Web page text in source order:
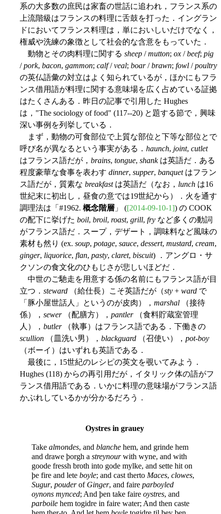
系の大多数の庶民は家畜の世話に追われ，フランス系の
上流階級はフランスの料理に舌鼓を打った．イングラン
ドにおいてフランス料理は，単においしいだけでなく，
権威や洗練の象徴として社会的な含意をもっていた．
動物とその肉料理に関する sheep /mutton; ox /beef; pig
/pork, bacon, gammon; calf/veal; boar/brawn; fowl /poultry
の英仏語彙の対立はよく知られているが，ほかにもフラ
ンス借用語が料理に関する意味場を広く占めている証拠
はたくさんある．昨日の記事で引用した Hughes
は，"The sociology of food" (117--20) と題する節で，興味
深い事例を列挙している．
まず，動物の可食部位で上質な部位と下等な部位とで
呼び名が異なるという事実がある． haunch, joint, cutlet
はフランス語だが， brains, tongue, shankは英語だ．ある
程度豪華な食事を表わす dinner, supper, banquetはフラン
ス語だが，質素な breakfastは英語だ（なお， lunch は16
世紀末に初出し，昼食の意では19世紀から）．火を通す
調理法は「#1962. 概念階層 」 ([2014-09-10-1]) の COOK
の配下に挙げた boil, broil, roast, grill, fry など多くの動詞
がフランス語だ．スープ，デザート，調味料など風味の
素材も然り (ex. soup, potage, sauce, dessert, mustard, cream,
ginger, liquorice, flan, pasty, claret, biscuit) ．アングロ・サ
クソンの食文化のひもじさが悲しいほどだ．
中世のご馳走を用意する係の名前にもフランス語が目
立つ． steward （給仕長）こそ英語だが（sty + ward で
「豚小屋世話人」というのが皮肉）， marshal （接待
係）， sewer（配膳方）， pantler（食料貯蔵室管理
人）， butler（執事）はフランス語である．下働きの
scullion （皿洗い男）， blackguard （召使い）， pot-boy
（ボーイ）はいずれも英語である．
最後に，15世紀のレシピの英文を覗いてみよう．
Hughes (118) からの再引用だが，イタリック体の語がフ
ランス借用語である．いかに料理の意味場がフランス語
かぶれしているかが分かるだろう．
Oystres in grauey
Take almondes, and blanche hem, and grinde hem
and drawe þorgh a streynourwith wyne, and with
goode fressh broth into gode mylke, and sette hit on
þe fire and lete boyle; and cast therto Maces, clowes,
Sugur, pouderof Ginger, and faire parboyled
oynons mynced; And þen take faire oystres, and
parboile hem togidre in faire water; And then caste